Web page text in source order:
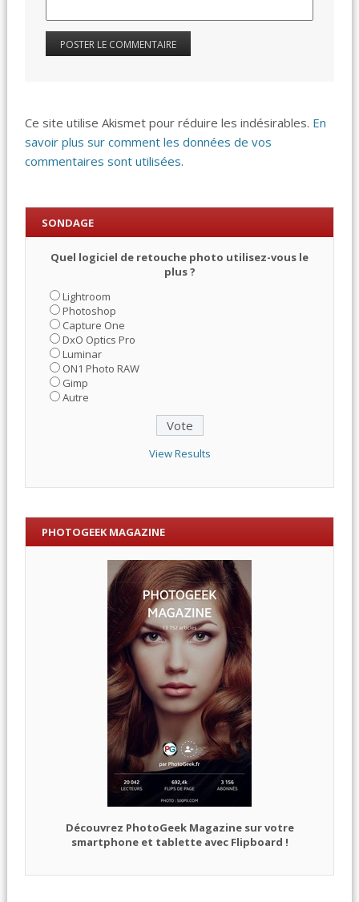
Ce site utilise Akismet pour réduire les indésirables. En
savoir plus sur comment les données de vos
commentaires sont utilisées.
SONDAGE
Quel logiciel de retouche photo utilisez-vous le
plus ?
Lightroom
Photoshop
Capture One
DxO Optics Pro
Luminar
ON1 Photo RAW
Gimp
Autre
View Results
PHOTOGEEK MAGAZINE
Découvrez PhotoGeek Magazine sur votre
smartphone et tablette avec Flipboard !